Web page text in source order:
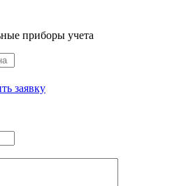
приборы учета
заявку